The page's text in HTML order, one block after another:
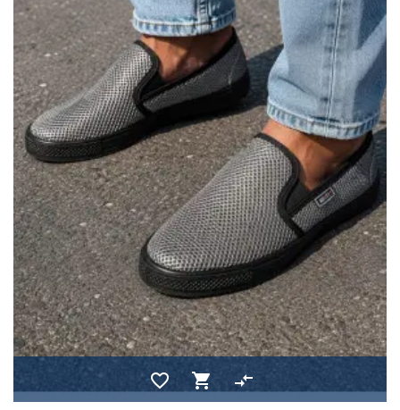
favorite_border shopping_cart compare_arrows